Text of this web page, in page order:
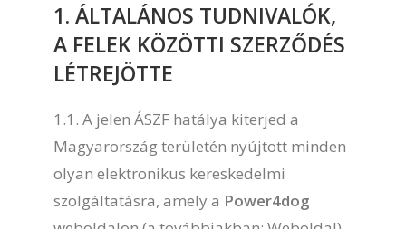
1. ÁLTALÁNOS TUDNIVALÓK,
A FELEK KÖZÖTTI SZERZŐDÉS
LÉTREJÖTTE
1.1. A jelen ÁSZF hatálya kiterjed a
Magyarország területén nyújtott minden
olyan elektronikus kereskedelmi
szolgáltatásra, amely a Power4dog